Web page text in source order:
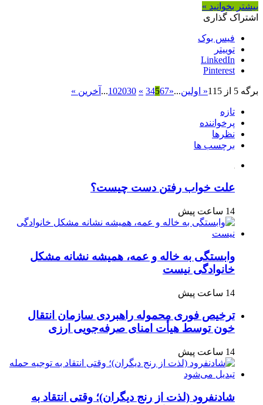
بیشتر بخوانید »
اشتراک گذاری
فیس بوک
توییتر
LinkedIn
Pinterest
برگه 5 از 115 « اولین...
«
34567
»
102030
... آخرین »
تازه
پرخواننده
نظرها
برچسب ها
علت خواب رفتن دست چیست؟
14 ساعت پیش
وابستگی به خاله و عمه، همیشه نشانه مشکل
خانوادگی نیست
14 ساعت پیش
ترخیص فوری محموله راهبردی سازمان انتقال
خون توسط هیأت امنای صرفه‌جویی ارزی
14 ساعت پیش
شادنفرود (لذت از رنج دیگران)؛ وقتی انتقاد به